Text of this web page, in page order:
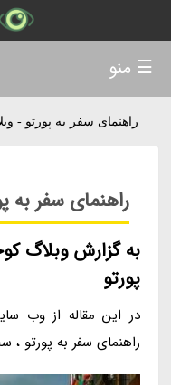
راهنمای سفر به پورتو -
راهنمای سفر به
به گزارش وبلاگ
پورتو
در این مقاله از وب
راهنمای سفر به پورتو
☰ منو